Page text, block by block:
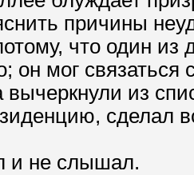
причины
что один
он мог
вычеркнули из
сделал
и не слышал.